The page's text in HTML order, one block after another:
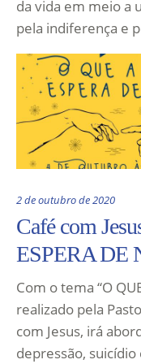
da vida em meio a
pela indiferença e
2 de outubro de 2020
Café com
ESPERA DE
Com o tema “O
realizado pela
com Jesus, irá
depressão,